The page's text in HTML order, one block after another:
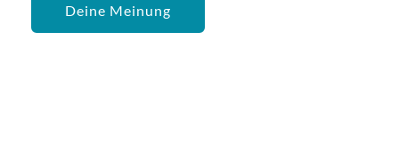
Deine Meinung